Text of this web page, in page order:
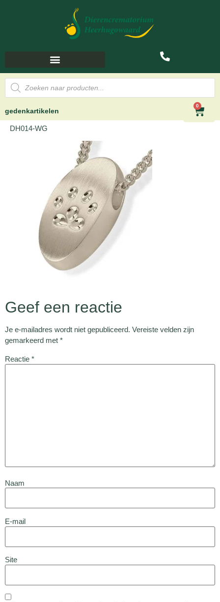
gedenkartikelen
0
DH014-WG
Geef een reactie
Je e-mailadres wordt niet gepubliceerd. Vereiste velden zijn
gemarkeerd met *
Reactie *
Naam
E-mail
Site